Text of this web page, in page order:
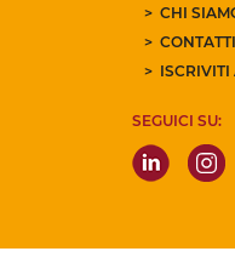
CHI
CONTATTI
ISCRIVITI
SEGUICI SU: